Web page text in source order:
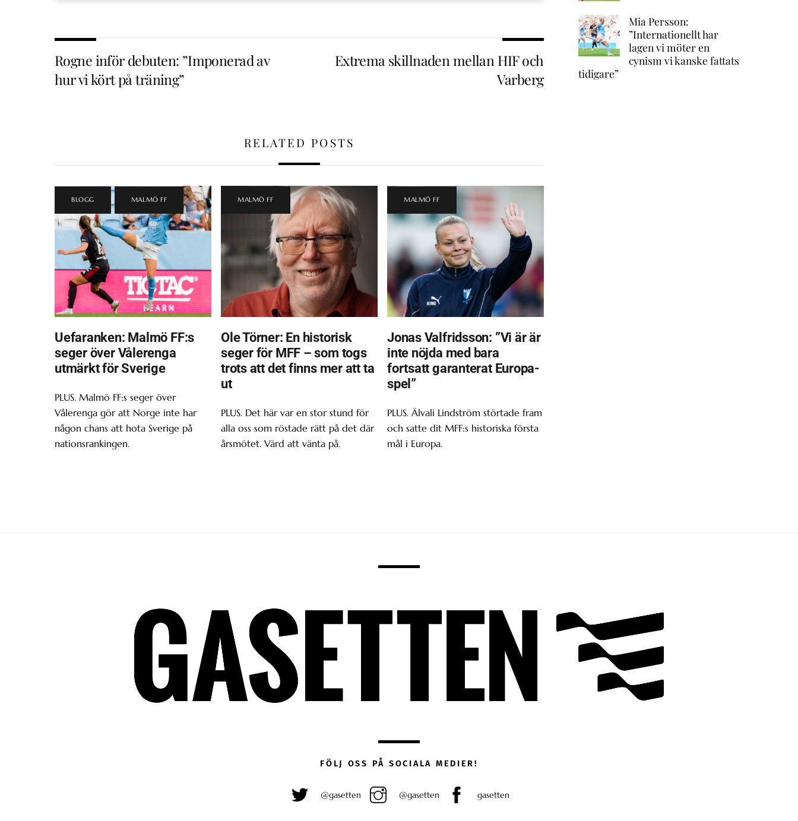
Rogne inför debuten: ”Imponerad av
hur vi kört på träning”
Extrema skillnaden mellan HIF och
Varberg
RELATED POSTS
BLOGG MALMÖ FF
Uefaranken: Malmö FF:s
seger över Vålerenga
utmärkt för Sverige
PLUS. Malmö FF:s seger över
Vålerenga gör att Norge inte har
någon chans att hota Sverige på
nationsrankingen.
MALMÖ FF
Ole Törner: En historisk
seger för MFF – som togs
trots att det finns mer att ta
ut
PLUS. Det här var en stor stund för
alla oss som röstade rätt på det där
årsmötet. Värd att vänta på.
MALMÖ FF
Jonas Valfridsson: ”Vi är är
inte nöjda med bara
fortsatt garanterat Europa-
spel”
PLUS. Älvali Lindström störtade fram
och satte dit MFF:s historiska första
mål i Europa.
Mia Persson:
”Internationellt har
lagen vi möter en
cynism vi kanske fattats
tidigare”
FÖLJ OSS PÅ SOCIALA MEDIER!
@gasetten @gasetten gasetten